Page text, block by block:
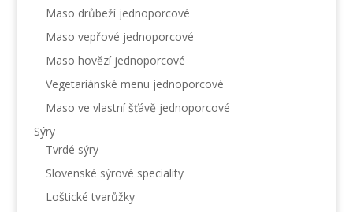
Maso drůbeží jednoporcové
Maso vepřové jednoporcové
Maso hovězí jednoporcové
Vegetariánské menu jednoporcové
Maso ve vlastní šťávě jednoporcové
Sýry
Tvrdé sýry
Slovenské sýrové speciality
Loštické tvarůžky